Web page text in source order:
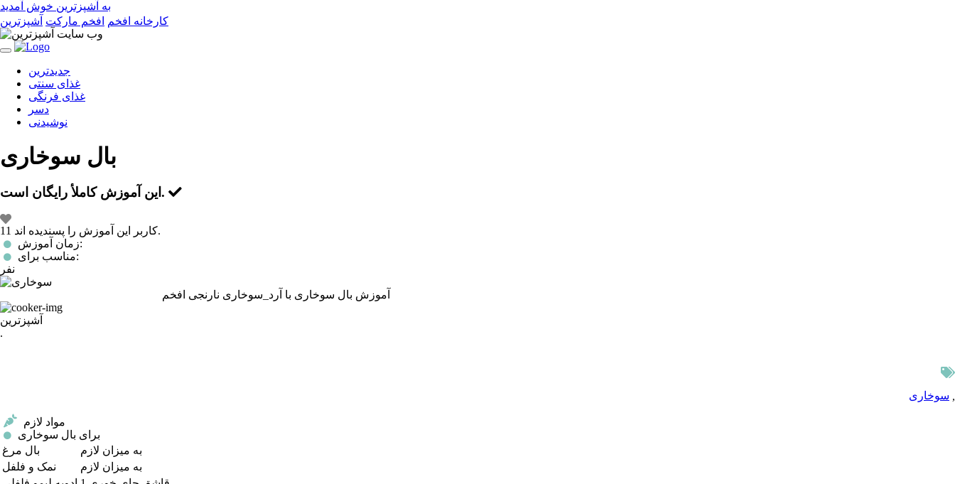
به آشپزترین خوش آمدید
کارخانه افخم
افخم مارکت آشپزترین
Toggle
navigation
جدیدترین
غذای سنتی
غذای فرنگی
دسر
نوشیدنی
بال سوخاری
این آموزش کاملأ رایگان است.
این
آموزش
رادوست
دارم!
11 کاربر این آموزش را پسندیده اند.
زمان آموزش:
مناسب برای:
نفر
آموزش بال سوخاری با آرد_سوخاری نارنجی افخم
آشپزترین
.
سوخاری
مواد لازم
برای بال سوخاری
بال مرغ
به میزان لازم
نمک و فلفل
به میزان لازم